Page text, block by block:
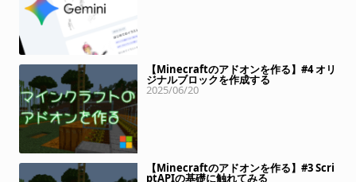
【Minecraftのアドオンを作る】#4 オリ
ジナルブロックを作成する
2025/06/20
【Minecraftのアドオンを作る】#3 Scri
ptAPIの基礎に触れてみる